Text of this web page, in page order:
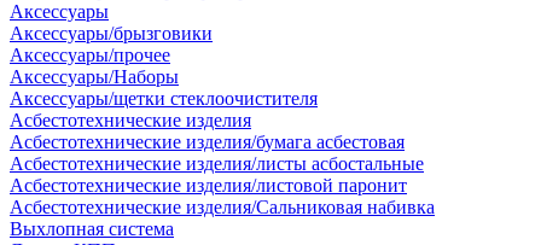
Аксессуары
Аксессуары/брызговики
Аксессуары/прочее
Аксессуары/Наборы
Аксессуары/щетки стеклоочистителя
Асбестотехнические изделия
Асбестотехнические изделия/бумага асбестовая
Асбестотехнические изделия/листы асбостальные
Асбестотехнические изделия/листовой паронит
Асбестотехнические изделия/Сальниковая набивка
Выхлопная система